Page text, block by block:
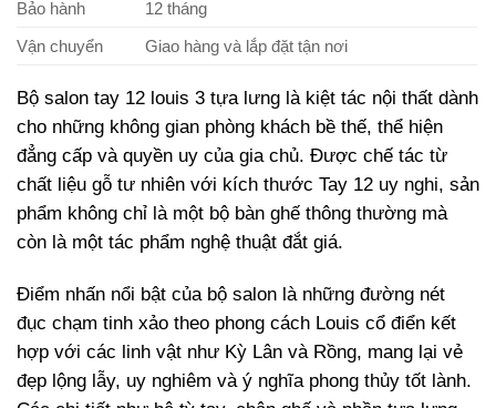
Bảo hành
12 tháng
Vận chuyển
Giao hàng và lắp đặt tận nơi
Bộ salon tay 12 louis 3 tựa lưng là kiệt tác nội thất dành
cho những không gian phòng khách bề thế, thể hiện
đẳng cấp và quyền uy của gia chủ. Được chế tác từ
chất liệu gỗ tư nhiên với kích thước Tay 12 uy nghi, sản
phẩm không chỉ là một bộ bàn ghế thông thường mà
còn là một tác phẩm nghệ thuật đắt giá.
Điểm nhấn nổi bật của bộ salon là những đường nét
đục chạm tinh xảo theo phong cách Louis cổ điển kết
hợp với các linh vật như Kỳ Lân và Rồng, mang lại vẻ
đẹp lộng lẫy, uy nghiêm và ý nghĩa phong thủy tốt lành.